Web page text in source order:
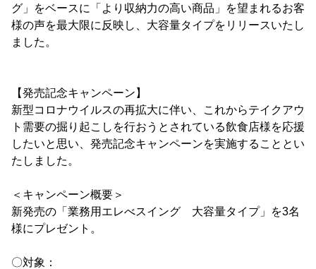
グ」をベースに「より収納力の高い商品」を望まれるお客
様の声を最大限に反映し、大容量タイプをリリースいたし
ました。
【発売記念キャンペーン】
新型コロナウイルスの再拡大に伴い、これからテイクアウ
ト需要の掘り起こしを行おうとされている飲食店様を応援
したいと思い、発売記念キャンペーンを実施することとい
たしました。
＜キャンペーン概要＞
新発売の「業務用エレべスイング 大容量タイプ」を3名
様にプレゼント。
〇対象：